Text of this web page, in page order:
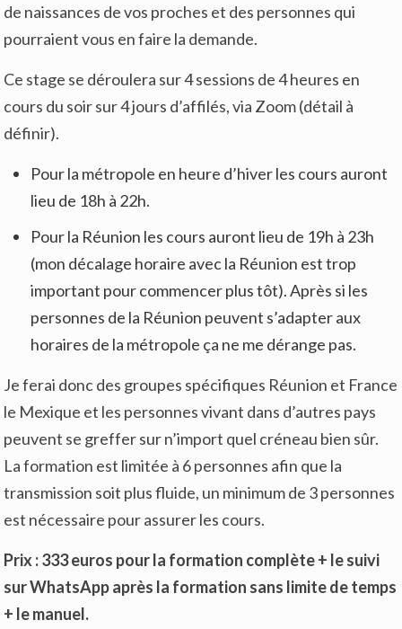
de naissances de vos proches et des personnes qui
pourraient vous en faire la demande.
Ce stage se déroulera sur 4 sessions de 4 heures en
cours du soir sur 4 jours d’affilés, via Zoom (détail à
définir).
Pour la métropole en heure d’hiver les cours auront
lieu de 18h à 22h.
Pour la Réunion les cours auront lieu de 19h à 23h
(mon décalage horaire avec la Réunion est trop
important pour commencer plus tôt). Après si les
personnes de la Réunion peuvent s’adapter aux
horaires de la métropole ça ne me dérange pas.
Je ferai donc des groupes spécifiques Réunion et France
le Mexique et les personnes vivant dans d’autres pays
peuvent se greffer sur n’import quel créneau bien sûr.
La formation est limitée à 6 personnes afin que la
transmission soit plus fluide, un minimum de 3 personnes
est nécessaire pour assurer les cours.
Prix : 333 euros pour la formation complète + le suivi
sur WhatsApp après la formation sans limite de temps
+ le manuel.